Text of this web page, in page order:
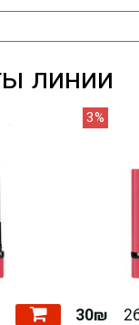
линии
3%
30₪